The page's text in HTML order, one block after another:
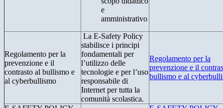
e
amministrativo
Regolamento per la
prevenzione e il
contrasto al bullismo e
al cyberbullismo
La E-Safety Policy
stabilisce i principi
fondamentali per
l’utilizzo delle
tecnologie e per l’uso
responsabile di
Internet per tutta la
comunità scolastica.
Regolamento per la
prevenzione e il
bullismo e al